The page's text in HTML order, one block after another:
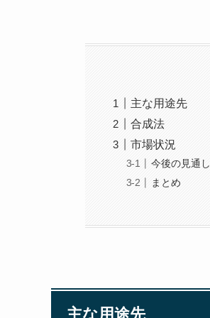
主な用途先
合成法
市場状況
今後の見通し
まとめ
主な用途先